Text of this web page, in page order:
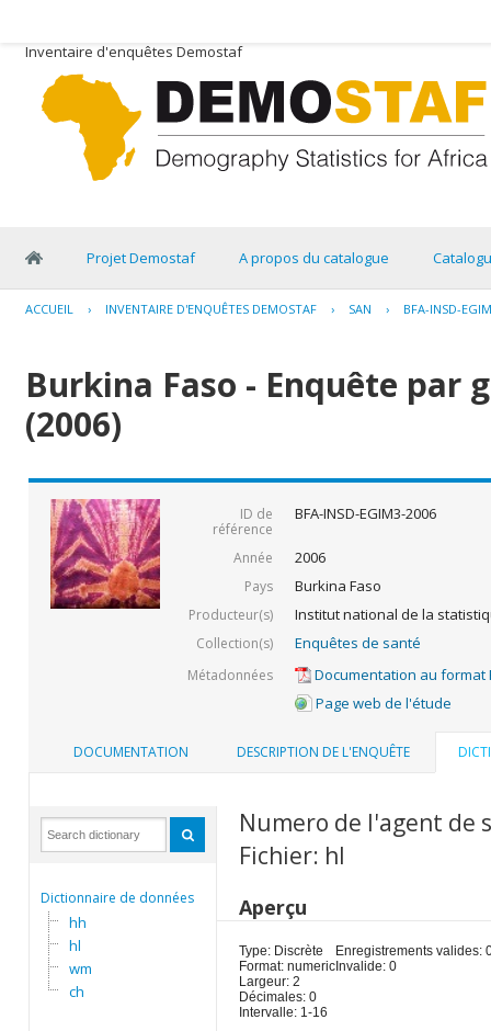
Inventaire d'enquêtes Demostaf
Projet Demostaf A propos du catalogue
ACCUEIL › INVENTAIRE D'ENQUÊTES DEMOSTAF › SAN › BFA-INSD-
Burkina Faso - Enquête par
(2006)
ID de
référence
BFA-INSD-EGIM3-2006
Année 2006
Pays Burkina Faso
Producteur(s) Institut national de la
Collection(s) Enquêtes de santé
Métadonnées
Documentation au format
Page web de l'étude
DOCUMENTATION DESCRIPTION DE L'ENQUÊTE
Dictionnaire de données
hh
hl
wm
ch
Numero de l'agent de
Fichier: hl
Aperçu
Type: Discrète
Format: numeric
Largeur: 2
Décimales: 0
Intervalle: 1-16
Enregistrements valides:
Invalide: 0